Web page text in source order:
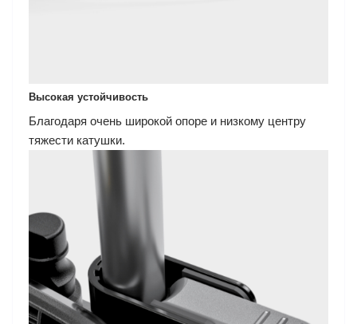
Высокая устойчивость
Благодаря очень широкой опоре и низкому центру
тяжести катушки.